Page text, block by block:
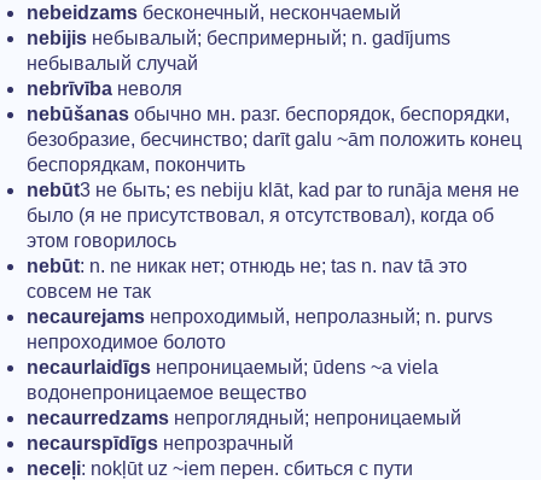
nebeidzams бесконечный, нескончаемый
nebijis небывалый; беспримерный; n. gadījums
небывалый случай
nebrīvība неволя
nebūšanas обычно мн. разг. беспорядок, беспорядки,
безобразие, бесчинство; darīt galu ~ām положить конец
беспорядкам, покончить
nebūt3 не быть; es nebiju klāt, kad par to runāja меня не
было (я не присутствовал, я отсутствовал), когда об
этом говорилось
nebūt: n. ne никак нет; отнюдь не; tas n. nav tā это
совсем не так
necaurejams непроходимый, непролазный; n. purvs
непроходимое болото
necaurlaidīgs непроницаемый; ūdens ~a viela
водонепроницаемое вещество
necaurredzams непроглядный; непроницаемый
necaurspīdīgs непрозрачный
neceļi: nokļūt uz ~iem перен. сбиться с пути